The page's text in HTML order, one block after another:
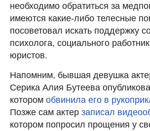
необходимо обратиться за
имеются какие-либо телесные
посоветовал искать поддержку
психолога, социального
юристов.
Напомним, бывшая девушка
Серика Алия Бутеева
котором обвинила его в
Позже сам актер записал
котором попросил прощения у